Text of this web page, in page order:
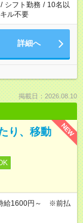
/ シフト勤務 / 10名以
ル不要
詳細へ
掲載日：2026.08.10
NEW
り、移動
給1600円～ ※前払